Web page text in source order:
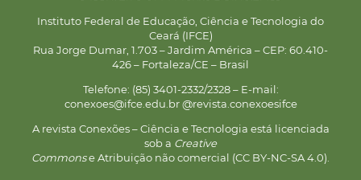
Instituto Federal de Educação, Ciência e Tecnologia do
Ceará (IFCE)
Rua Jorge Dumar, 1.703 – Jardim América – CEP: 60.410-
426 – Fortaleza/CE – Brasil
Telefone: (85) 3401-2332/2328 – E-mail:
conexoes@ifce.edu.br @revista.conexoesifce
A revista Conexões – Ciência e Tecnologia está licenciada
sob a Creative
Commonse Atribuição não comercial (CC BY-NC-SA 4.0).